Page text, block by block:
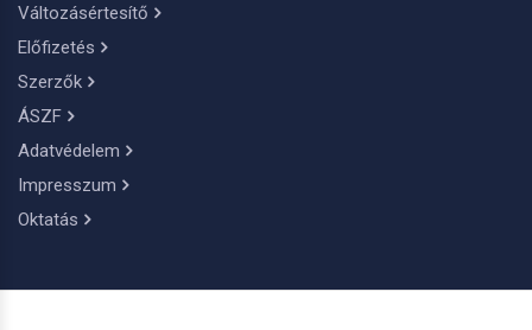
Változásértesítő
Előfizetés
Szerzők
ÁSZF
Adatvédelem
Impresszum
Oktatás